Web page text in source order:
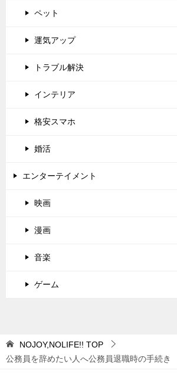
ペット
運気アップ
トラブル解決
インテリア
格安スマホ
婚活
エンターテイメント
映画
漫画
音楽
ゲーム
NOJOY,NOLIFE!! TOP
公務員を辞めたい人へ公務員退職時の手続き